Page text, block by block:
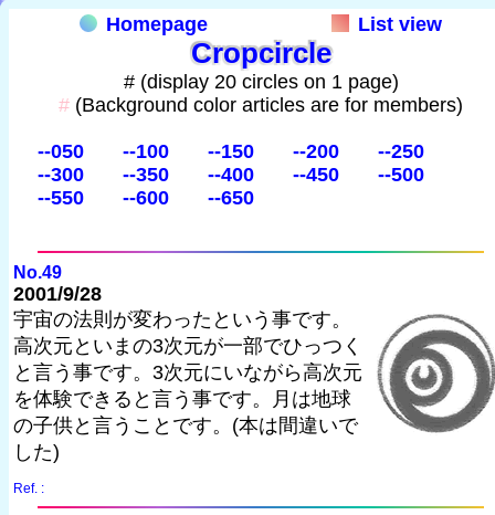
Homepage List view
Cropcircle
# (display 20 circles on 1 page)
# (Background color articles are for members)
--050 --100 --150 --200
--250
--300
--350 --400 --450
--500
--550
--600 --650
No.49
2001/9/28
宇宙の法則が変わったという事です。
高次元といまの3次元が一部でひっつく
と言う事です。3次元にいながら高次元
を体験できると言う事です。月は地球
の子供と言うことです。(本は間違いで
した)
Ref. :